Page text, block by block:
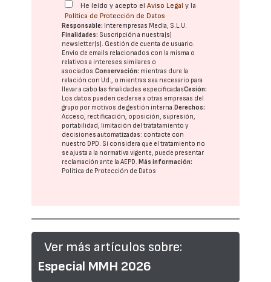
He leído y acepto elAviso Legal y la
Política de Protección de Datos
Responsable: Interempresas Media, S.L.U.
Finalidades: Suscripción a nuestra(s)
newsletter(s). Gestión de cuenta de usuario.
Envío de emails relacionados con la misma o
relativos a intereses similares o
asociados.Conservación: mientras dure la
relación con Ud., o mientras sea necesario para
llevar a cabo las finalidades especificadasCesión:
Los datos pueden cederse a otras empresas del
grupo por motivos de gestión interna.Derechos:
Acceso, rectificación, oposición, supresión,
portabilidad, limitación del tratatamiento y
decisiones automatizadas: contacte con
nuestro DPD. Si considera que el tratamiento no
se ajusta a la normativa vigente, puede presentar
reclamación ante laAEPD.Más información:
Política de Protección de Datos
Ver más artículos sobre:
Especial MMH 2026